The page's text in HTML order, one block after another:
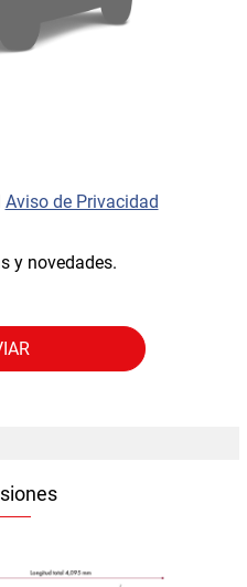
Aviso de Privacidad
y novedades.